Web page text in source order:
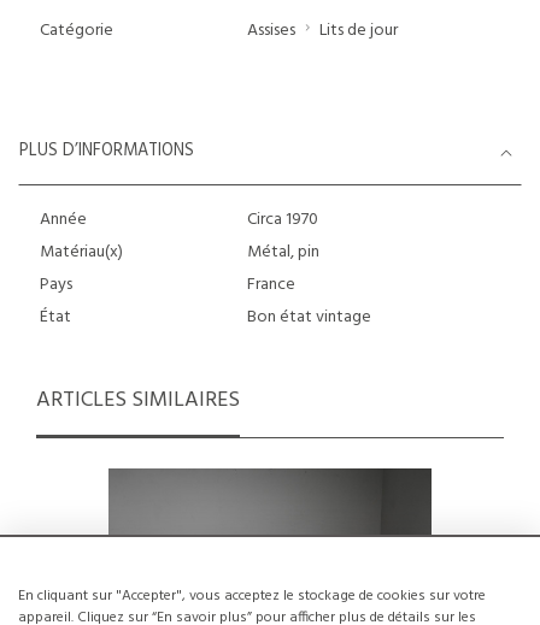
En cliquant sur "Accepter", vous acceptez le stockage de cookies sur votre
appareil. Cliquez sur “En savoir plus” pour afficher plus de détails sur les
Catégorie
Assises Lits de jour
PLUS D’INFORMATIONS
Année
Circa 1970
Matériau(x)
Métal, pin
Pays
France
État
Bon état vintage
ARTICLES SIMILAIRES